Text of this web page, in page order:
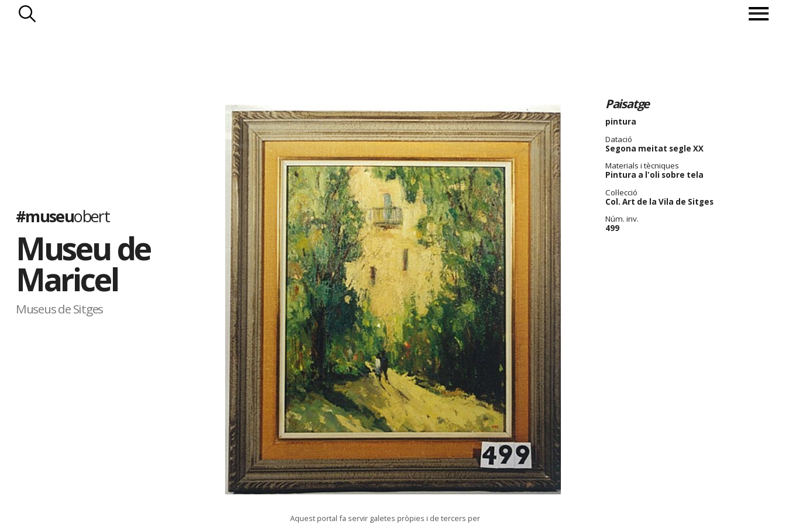
#museuobert
Museu de
Maricel
Museus de Sitges
Paisatge
pintura
Datació
Segona meitat segle XX
Materials i tècniques
Pintura a l'oli sobre tela
Col·lecció
Col. Art de la Vila de Sitges
Núm. inv.
499
Aquest portal fa servir galetes pròpies i de tercers per